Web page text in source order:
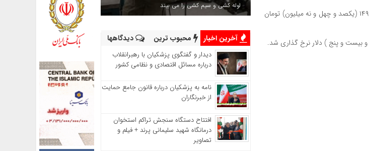
، قیمت‌‌‌‌ طلا نزولی بود و سکه امامی با کاهش ۰.۶۸ درصدی، از ۱۴۹,۰۰۰,۰۰۰ (یکصد و چهل و نه میلیون) تومان
لوله کشی و سیم کشی را می بیند
آخرین اخبار محبوب ترین دیدگاهها
دیدار و گفتگوی پزشکیان با رهبرانقلاب
درباره مسائل اقتصادی و نظامی کشور
نامه به پزشکیان درباره قانون جامع حمایت
از خبرنگاران
افتتاح دستگاه سنجش تراکم استخوان
درمانگاه شهید سلیمانی پرند + فیلم و
تصاویر